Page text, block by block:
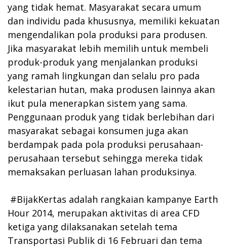
yang tidak hemat. Masyarakat secara umum
dan individu pada khususnya, memiliki kekuatan
mengendalikan pola produksi para produsen.
Jika masyarakat lebih memilih untuk membeli
produk-produk yang menjalankan produksi
yang ramah lingkungan dan selalu pro pada
kelestarian hutan, maka produsen lainnya akan
ikut pula menerapkan sistem yang sama.
Penggunaan produk yang tidak berlebihan dari
masyarakat sebagai konsumen juga akan
berdampak pada pola produksi perusahaan-
perusahaan tersebut sehingga mereka tidak
memaksakan perluasan lahan produksinya.
#BijakKertas adalah rangkaian kampanye Earth
Hour 2014, merupakan aktivitas di area CFD
ketiga yang dilaksanakan setelah tema
Transportasi Publik di 16 Februari dan tema